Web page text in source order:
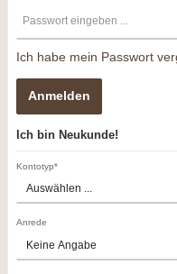
Ich habe mein Passwort
Anmelden
Ich bin Neukunde!
Kontotyp*
Anrede